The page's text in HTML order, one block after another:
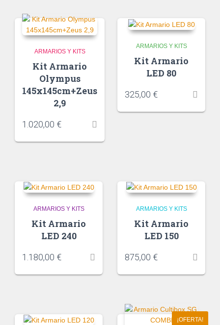
ARMARIOS Y KITS
Kit Armario
Olympus
145x145cm+Zeus
2,9
1.020,00 €
ARMARIOS Y KITS
Kit Armario
LED 80
325,00 €
ARMARIOS Y KITS
Kit Armario
LED 240
1.180,00 €
ARMARIOS Y KITS
Kit Armario
LED 150
875,00 €
¡OFERTA!